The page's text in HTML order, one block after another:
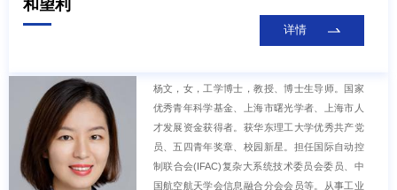
篇，目前公开/授权国家发明专利15项，登记软件
著作权22项，主持科技创新2030-“新一代人工智
中和基础研究特区项目等10余项。入选爱思唯尔
中国高被引学者、全球前2%顶尖科学家“终身科
学影响力”榜单。荣获上海市自然科学奖一等奖、
中国自动化学会青年科学家奖、高等教育（研究
生）国家级教学成果奖一等奖、中国仪器仪表学
会科技进步奖（创新团队）。担任国际权威期刊I
和望利
详情
杨文，女，工学博士，教授、博士生导师。国家
优秀青年科学基金、上海市曙光学者、上海市人
才发展资金获得者。获华东理工大学优秀共产党
员、五四青年奖章、校园新星。担任国际自动控
制联合会(IFAC)复杂大系统技术委员会委员、中
国航空航天学会信息融合分会会员等。从事工业